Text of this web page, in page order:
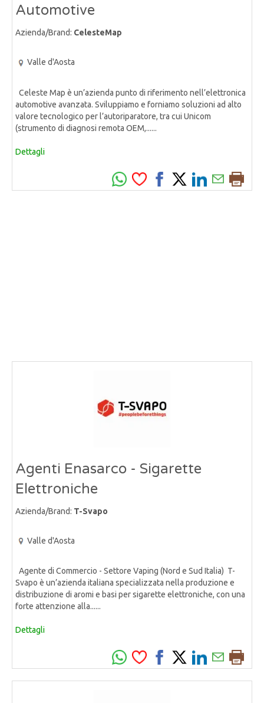
Automotive
Azienda/Brand: CelesteMap
Valle d'Aosta
Celeste Map è un’azienda punto di riferimento nell’elettronica
automotive avanzata. Sviluppiamo e forniamo soluzioni ad alto
valore tecnologico per l’autoriparatore, tra cui Unicom
(strumento di diagnosi remota OEM,......
Dettagli
Agenti Enasarco - Sigarette
Elettroniche
Azienda/Brand: T-Svapo
Valle d'Aosta
Agente di Commercio - Settore Vaping (Nord e Sud Italia) T-
Svapo è un’azienda italiana specializzata nella produzione e
distribuzione di aromi e basi per sigarette elettroniche, con una
forte attenzione alla......
Dettagli